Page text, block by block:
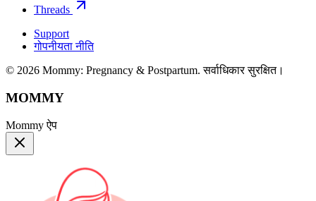
Threads
Support
गोपनीयता नीति
© 2026 Mommy: Pregnancy & Postpartum. सर्वाधिकार सुरक्षित।
MOMMY
Mommy ऐप